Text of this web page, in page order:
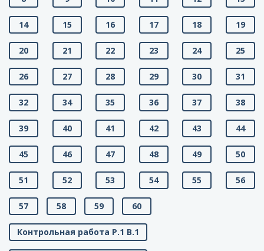
14 15 16 17 18 19
20 21 22 23 24 25
26 27 28 29 30 31
32 34 35 36 37 38
39 40 41 42 43 44
45 46 47 48 49 50
51 52 53 54 55 56
57 58 59 60
Контрольная работа Р.1 В.1